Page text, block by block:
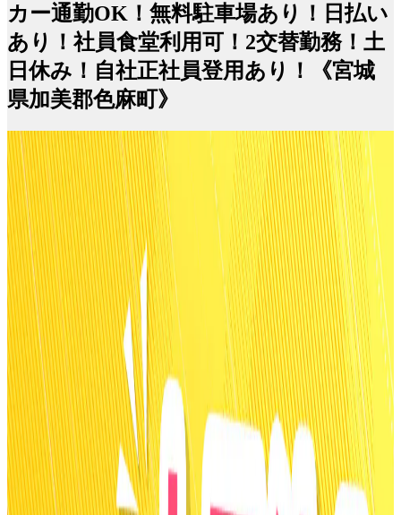
カー通勤OK！無料駐車場あり！日払い
あり！社員食堂利用可！2交替勤務！土
日休み！自社正社員登用あり！《宮城
県加美郡色麻町》